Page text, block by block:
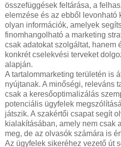
összefüggések feltárása, a
elemzése és az ebből levonható
olyan információk, amelyek
finomhangolható a marketing
csak adatokat szolgáltat, hanem
konkrét cselekvési terveket
alapján.
A tartalommarketing területén is
nyújtanak. A minőségi, releváns
csak a keresőoptimalizálás
potenciális ügyfelek
játszik. A szakértői csapat segít
kialakításában, amely nem csak
meg, de az olvasók számára is
Az ügyfelek sikeréhez vezető út